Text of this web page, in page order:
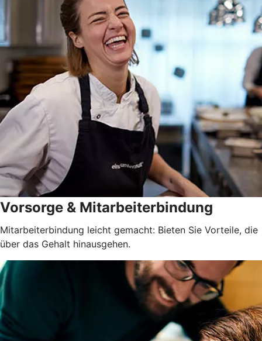
Vorsorge & Mitarbeiterbindung
Mitarbeiterbindung leicht gemacht: Bieten Sie Vorteile, die
über das Gehalt hinausgehen.